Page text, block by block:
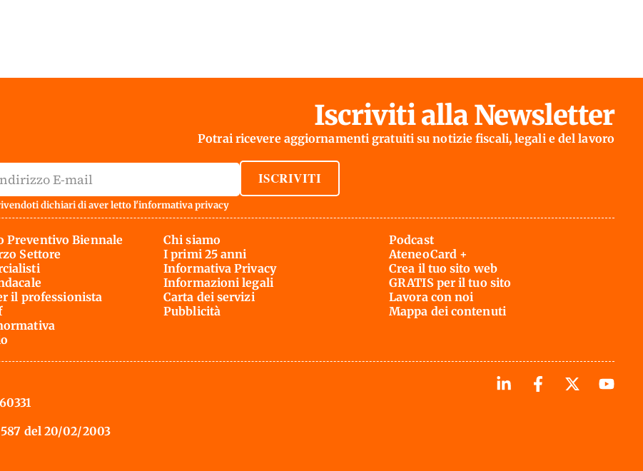
Iscriviti alla Newsletter
Potrai ricevere aggiornamenti gratuiti su notizie fiscali, legali e del lavoro
ISCRIVITI
dichiari di aver letto l'informativa privacy
Preventivo Biennale
Settore
il professionista
Chi siamo
I primi 25 anni
Informativa Privacy
Informazioni legali
Carta dei servizi
Pubblicità
Podcast
AteneoCard +
Crea il tuo sito web
GRATIS per il tuo sito
Lavora con noi
Mappa dei contenuti
del 20/02/2003